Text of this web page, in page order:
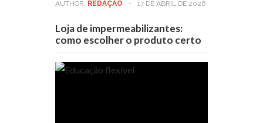
AUTHOR: REDAÇÃO - 17 DE ABRIL DE 2026
Loja de impermeabilizantes:
como escolher o produto certo